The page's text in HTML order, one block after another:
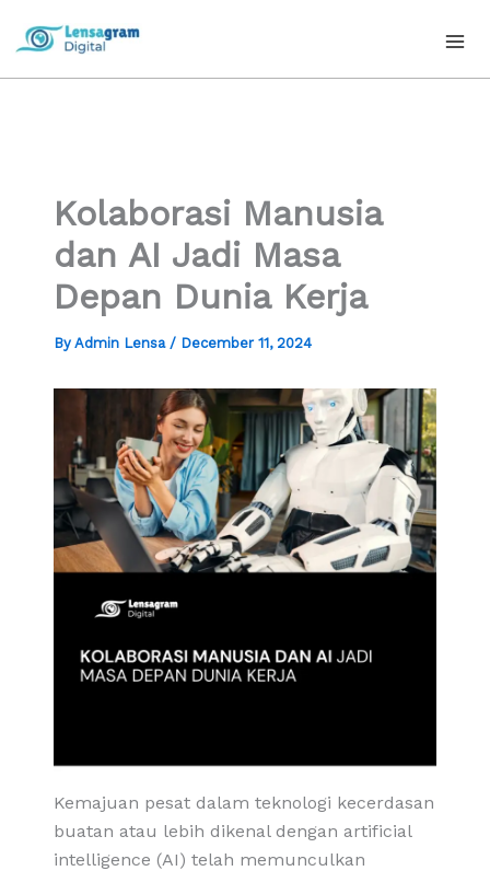
Kolaborasi Manusia
dan AI Jadi Masa
Depan Dunia Kerja
By Admin Lensa / December 11, 2024
Kemajuan pesat dalam teknologi kecerdasan
buatan atau lebih dikenal dengan artificial
intelligence (AI) telah memunculkan